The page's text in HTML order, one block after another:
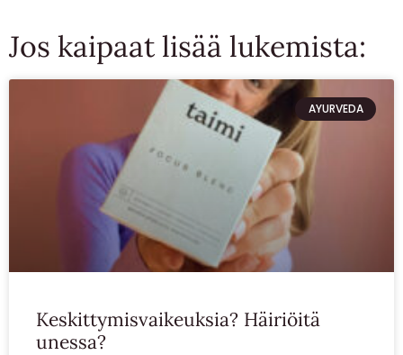
Jos kaipaat lisää lukemista:
AYURVEDA
Keskittymisvaikeuksia? Häiriöitä
unessa?